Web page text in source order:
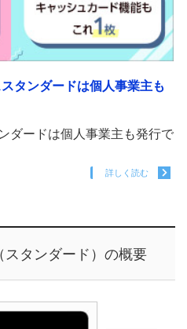
タンダードは個人事業主も
ダードは個人事業主も発行で
詳しく読む
スタンダード）の概要